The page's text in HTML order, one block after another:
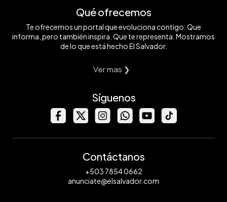
Qué ofrecemos
Te ofrecemos un portal que evoluciona contigo. Que
informa, pero también inspira. Que te representa. Mostramos
de lo que está hecho El Salvador.
Ver mas ❯
Síguenos
Contáctanos
+503 7854 0662
anunciate@elsalvador.com